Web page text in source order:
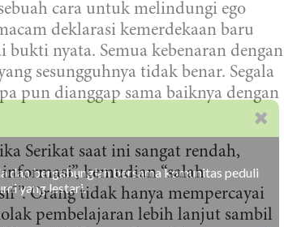
dan bergabunglah bersama komunitas peduli
yang lestari.
cara untuk melindungi ego
deklarasi kemerdekaan baru
bukti nyata. Semua kebenaran dengan
sesungguhnya tidak benar. Segala
pun dianggap sama baiknya dengan
Serikat saat ini sangat rendah,
kemudian “salah
Orang tidak hanya mempercayai
pembelajaran lebih lanjut sambil